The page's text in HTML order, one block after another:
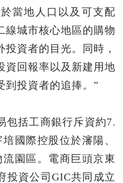
當地人口以及可支配
線城市核心地區的購物
資者的目光。同時，
資回報率以及新建用地
到投資者的追捧。”
包括工商銀行斥資約7.
國際控股位於瀋陽、
園區。電商巨頭京東
投資公司GIC共同成立